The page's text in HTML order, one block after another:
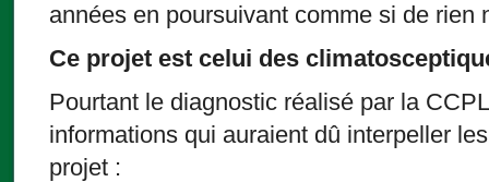
années en poursuivant comme si de rien
Ce projet est celui des
Pourtant le diagnostic réalisé par la
informations qui auraient dû interpeller
projet :